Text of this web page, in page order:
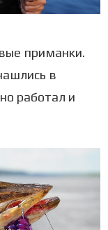
приманки.
в
работал и